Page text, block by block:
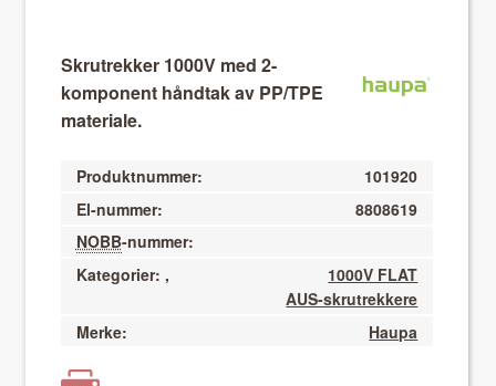
Skrutrekker 1000V med 2-
komponent håndtak av PP/TPE
materiale.
Produktnummer:
101920
El-nummer:
8808619
NOBB-nummer:
Kategorier:
1000V FLAT
,
AUS-skrutrekkere
Merke:
Haupa